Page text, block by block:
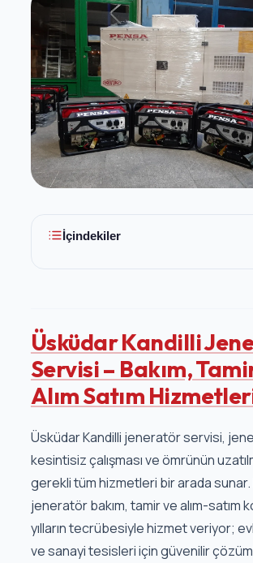
İçindekiler
Üsküdar Kandilli
Servisi – Bakım,
Alım Satım
Üsküdar Kandilli jeneratör servisi,
kesintisiz çalışması ve ömrünün
gerekli tüm hizmetleri bir arada sunar.
jeneratör bakım, tamir ve alım-satım
yılların tecrübesiyle hizmet veriyor;
ve sanayi tesisleri için güvenilir